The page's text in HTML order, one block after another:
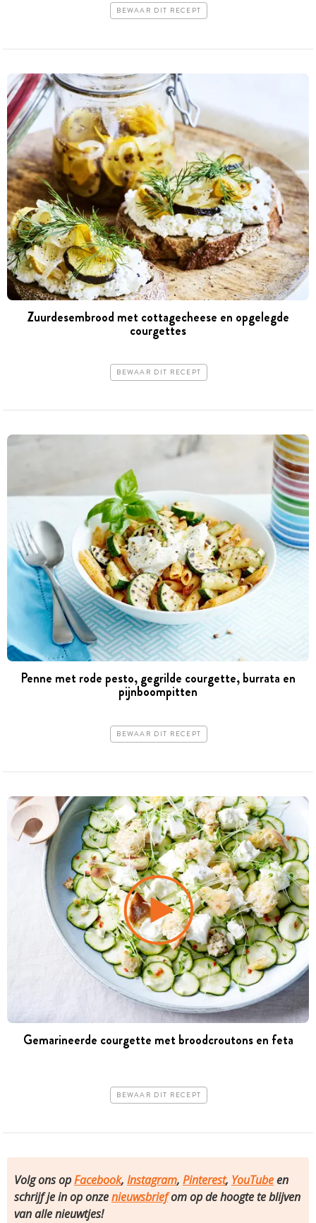
BEWAAR DIT RECEPT
Zuurdesembrood met cottagecheese en opgelegde
courgettes
BEWAAR DIT RECEPT
Penne met rode pesto, gegrilde courgette, burrata en
pijnboompitten
BEWAAR DIT RECEPT
Gemarineerde courgette met broodcroutons en feta
BEWAAR DIT RECEPT
Volg ons opFacebook, Instagram, Pinterest, YouTubeen
schrijf je in op onzenieuwsbriefom op de hoogte te blijven
van alle nieuwtjes!